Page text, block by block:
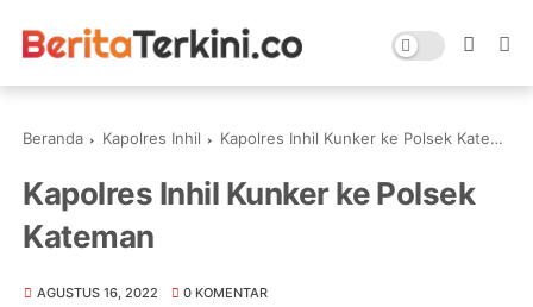
Beranda Kapolres Inhil Kapolres Inhil Kunker ke Polsek Kateman
Kapolres Inhil Kunker ke Polsek
Kateman
AGUSTUS 16, 2022 0 KOMENTAR